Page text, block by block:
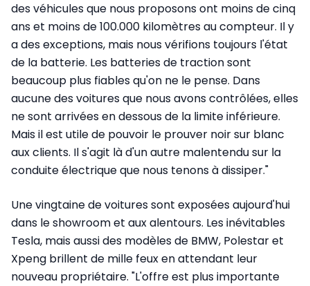
des véhicules que nous proposons ont moins de cinq
ans et moins de 100.000 kilomètres au compteur. Il y
a des exceptions, mais nous vérifions toujours l'état
de la batterie. Les batteries de traction sont
beaucoup plus fiables qu'on ne le pense. Dans
aucune des voitures que nous avons contrôlées, elles
ne sont arrivées en dessous de la limite inférieure.
Mais il est utile de pouvoir le prouver noir sur blanc
aux clients. Il s'agit là d'un autre malentendu sur la
conduite électrique que nous tenons à dissiper."
Une vingtaine de voitures sont exposées aujourd'hui
dans le showroom et aux alentours. Les inévitables
Tesla, mais aussi des modèles de BMW, Polestar et
Xpeng brillent de mille feux en attendant leur
nouveau propriétaire. "L'offre est plus importante